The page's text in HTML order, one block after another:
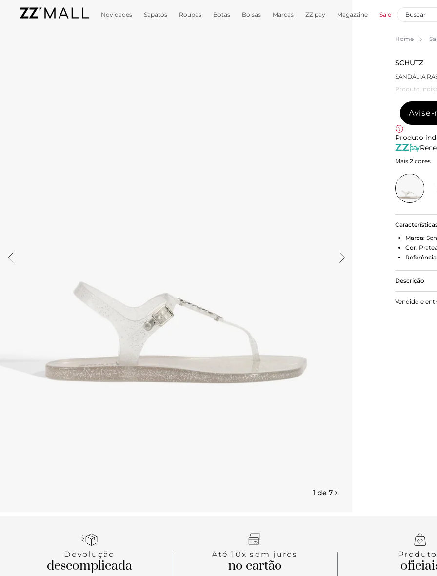
Novidades Sapatos Roupas Botas Bolsas Marcas ZZ pay Magazzine Sale
1 de 7
Home
SCHUTZ
SANDÁLIA
Produto
Avise-
Produto
Mais 2 cores
Marca:
Cor:
Referência:
Descrição
A Rasteira
um design
Vendido e
Devolução
descomplicada
Até 10x sem juros
no cartão